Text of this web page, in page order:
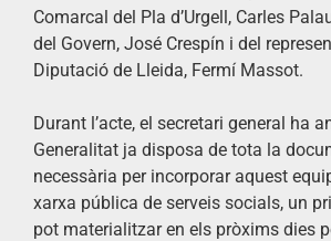
Comarcal del Pla d’Urgell, Carles
del Govern, José Crespín i del
Diputació de Lleida, Fermí Massot.
Durant l’acte, el secretari general ha
Generalitat ja disposa de tota la
necessària per incorporar aquest
xarxa pública de serveis socials, un
pot materialitzar en els pròxims dies